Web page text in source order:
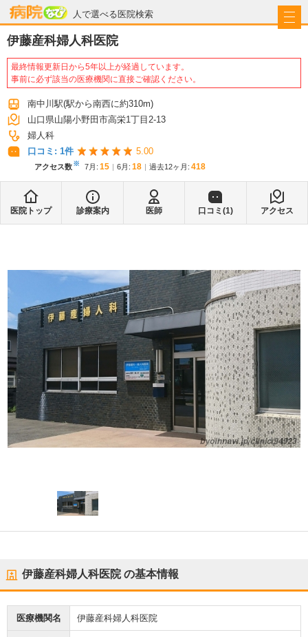
人で選べる医院検索
病院なび
伊藤産科婦人科医院
最終情報更新日から5年以上が経過しています。
事前に必ず該当の医療機関に直接ご確認ください。
南中川駅(駅から南西に約310m)
山口県山陽小野田市高栄1丁目2-13
婦人科
口コミ: 1件 5.00
アクセス数※ 7月 : 15 6月 : 18 過去12ヶ月: 418
医院トップ 診療案内 医師 口コミ(1) アクセス
伊藤産科婦人科医院の基本情報
医療機関名 伊藤産科婦人科医院